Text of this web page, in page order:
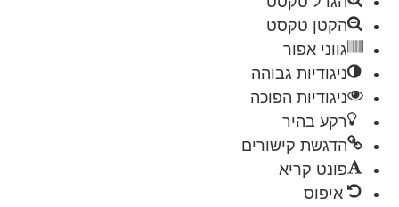
הקטן טקסט
גווני אפור
ניגודיות גבוהה
ניגודיות הפוכה
רקע בהיר
הדגשת קישורים
פונט קריא
איפוס